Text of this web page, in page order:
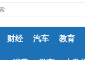
财经 汽车 教育